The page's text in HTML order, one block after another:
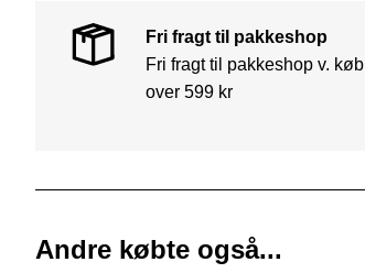
Fri fragt til pakkeshop
Fri fragt til pakkeshop v. køb
over 599 kr
Andre købte også...